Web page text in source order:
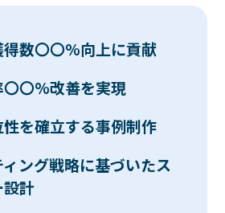
得数〇〇%向上に貢献
〇〇%改善を実現
を確立する事例制作
ング戦略に基づいたス
設計